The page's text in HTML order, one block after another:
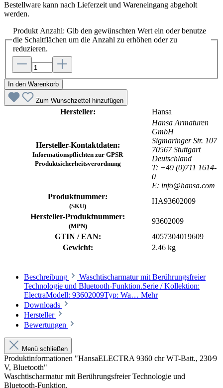
Bestellware kann nach Lieferzeit und Wareneingang abgeholt
werden.
Produkt Anzahl: Gib den gewünschten Wert ein oder benutze
die Schaltflächen um die Anzahl zu erhöhen oder zu
reduzieren.
In den Warenkorb
Zum Wunschzettel hinzufügen
Hersteller: Hansa
Hersteller-Kontaktdaten:
Informationspflichten zur GPSR
Produktsicherheitsverordnung
Hansa Armaturen
GmbH
Sigmaringer Str. 107
70567 Stuttgart
Deutschland
T: +49 (0)711 1614-
0
E: info@hansa.com
Produktnummer:
(SKU)
HA93602009
Hersteller-Produktnummer:
(MPN)
93602009
GTIN / EAN:
4057304019609
Gewicht:
2.46 kg
Beschreibung
Waschtischarmatur mit Berührungsfreier
Technologie und Bluetooth-Funktion.Serie / Kollektion:
ElectraModell: 93602009Typ: Wa… Mehr
Downloads
Hersteller
Bewertungen
Menü schließen
Produktinformationen "HansaELECTRA 9360 chr WT-Batt., 230⁄9
V, Bluetooth"
Waschtischarmatur mit Berührungsfreier Technologie und
Bluetooth-Funktion.